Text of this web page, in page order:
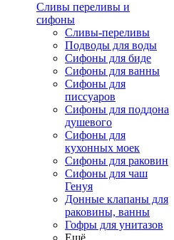
Сливы переливы и
сифоны
Сливы-переливы
Подводы для воды
Сифоны для биде
Сифоны для ванны
Сифоны для
писсуаров
Сифоны для поддона
душевого
Сифоны для
кухонных моек
Сифоны для раковин
Сифоны для чаш
Генуя
Донные клапаны для
раковины, ванны
Гофры для унитазов
Ещё